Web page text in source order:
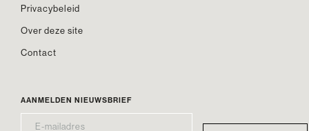
Privacybeleid
Over deze site
Contact
AANMELDEN NIEUWSBRIEF